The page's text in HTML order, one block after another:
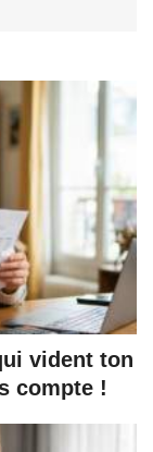
vident ton
compte !